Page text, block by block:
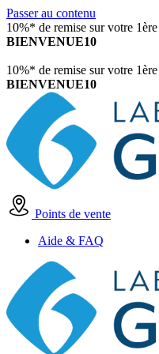
Passer au contenu
10%* de remise sur votre
BIENVENUE10
10%* de remise sur votre
BIENVENUE10
Points de vente
Aide & FAQ